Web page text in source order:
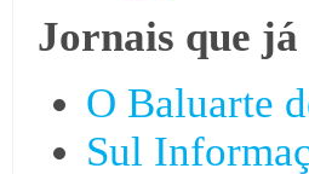
Jornais que
O Baluarte
Sul